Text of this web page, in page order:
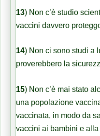
13) Non c’è studio
vaccini davvero
14) Non ci sono studi a
proverebbero la
15) Non c’è mai stato
una popolazione
vaccinata, in modo da
vaccini ai bambini e